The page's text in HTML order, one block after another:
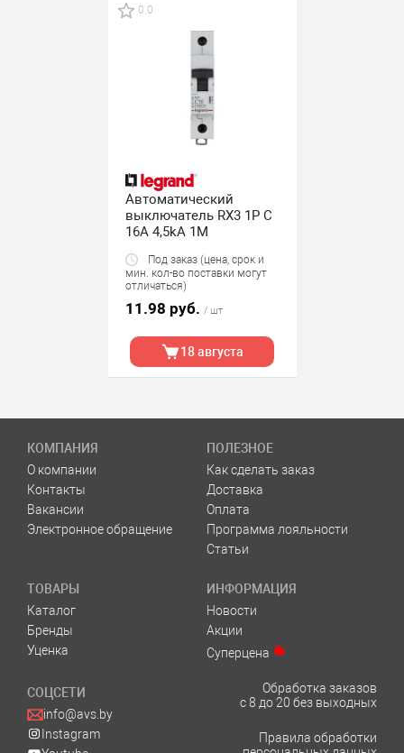
0.0
Автоматический
выключатель RХ3 1Р С
16А 4,5kA 1М
Под заказ (цена, срок и
мин. кол-во поставки могут
отличаться)
11.98 руб. / шт
18 августа
КОМПАНИЯ
О компании
Контакты
Вакансии
Электронное обращение
ПОЛЕЗНОЕ
Как сделать заказ
Доставка
Оплата
Программа лояльности
Статьи
ТОВАРЫ
Каталог
Бренды
Уценка
ИНФОРМАЦИЯ
Новости
Акции
Суперцена
СОЦСЕТИ
info@avs.by
Instagram
Обработка заказов
с 8 до 20 без выходных
Правила обработки